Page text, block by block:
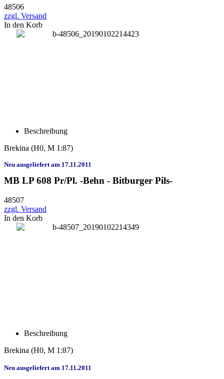
48506
zzgl. Versand
In den Korb
Beschreibung
Brekina (H0, M 1:87)
Neu ausgeliefert am 17.11.2011
MB LP 608 Pr/Pl. -Behn - Bitburger Pils-
48507
zzgl. Versand
In den Korb
Beschreibung
Brekina (H0, M 1:87)
Neu ausgeliefert am 17.11.2011